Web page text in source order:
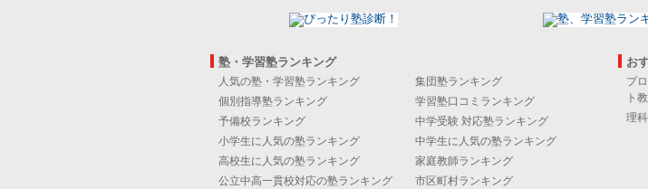
塾・学習塾ランキング
人気の塾・学習塾ランキング
集団塾ランキング
個別指導塾ランキング
学習塾口コミランキング
予備校ランキング
中学受験 対応塾ランキング
小学生に人気の塾ランキング
中学生に人気の塾ランキング
高校生に人気の塾ランキング
家庭教師ランキング
公立中高一貫校対応の塾ランキング
市区町村ランキング
お
プ
ト
理